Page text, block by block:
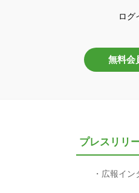
ログ
無料会
プレスリリ
広報イン